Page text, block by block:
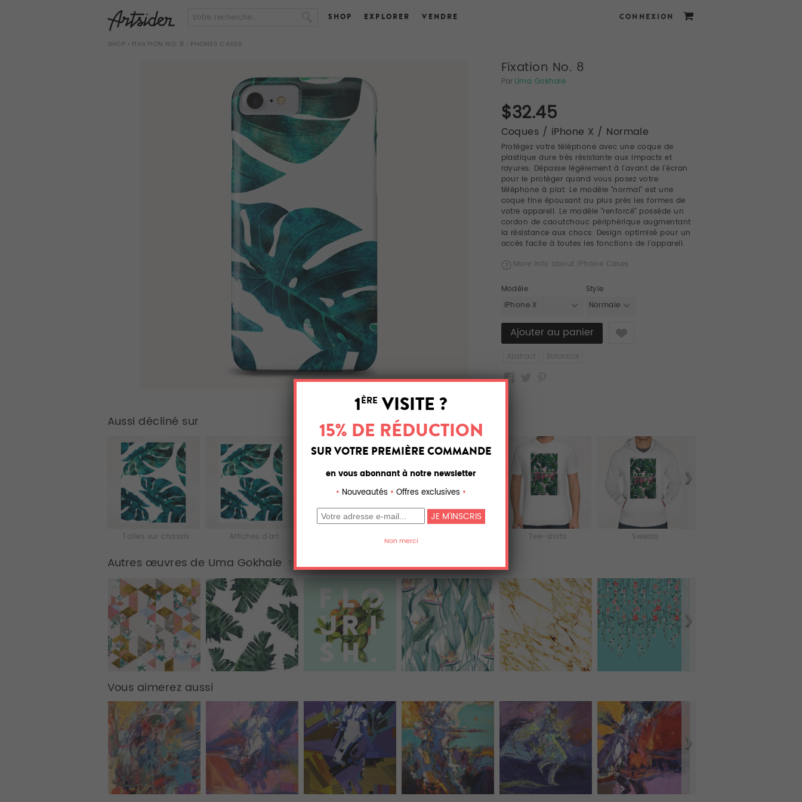
SHOP EXPLORER VENDRE CONNEXION
SHOP › FIXATION NO. 8 › PHONES CASES
Fixation No. 8
Par Uma Gokhale
$32.45
Coques / iPhone X / Normale
Protégez votre téléphone avec une coque de
plastique dure très résistante aux impacts et
rayures. Dépasse légèrement à l'avant de l'écran
pour le protéger quand vous posez votre
téléphone à plat. Le modèle "normal" est une
coque fine épousant au plus près les formes de
votre appareil. Le modèle "renforcé" possède un
cordon de caoutchouc périphérique augmentant
la résistance aux chocs. Design optimisé pour un
accès facile à toutes les fonctions de l'appareil.
More info about iPhone Cases
Modèle
iPhone X
Style
Normale
Like
Abstract Botanical
Aussi décliné sur
Toiles sur chassis Affiches d'art Tee-shirts Sweats
Autres œuvres de Uma Gokhale Tous (77)
Vous aimerez aussi